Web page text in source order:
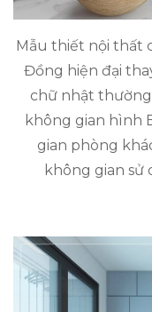
Mẫu thiết nội thất
Đồng hiện đại
chữ nhật
không gian hình
gian phòng
không gian